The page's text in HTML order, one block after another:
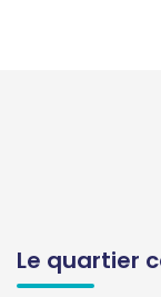
Le quartier